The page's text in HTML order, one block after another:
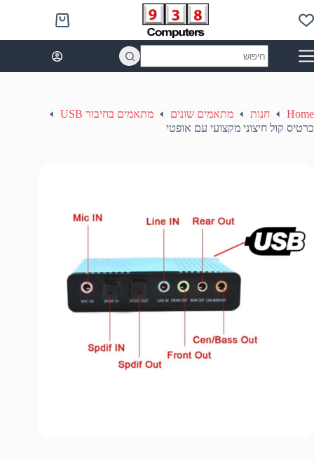
to
content
Shopping
cart
results
Home חנות מתאמים שונים
מתאמים בחיבור USB
כרטיס קול חיצוני מקצועי עם אופטי